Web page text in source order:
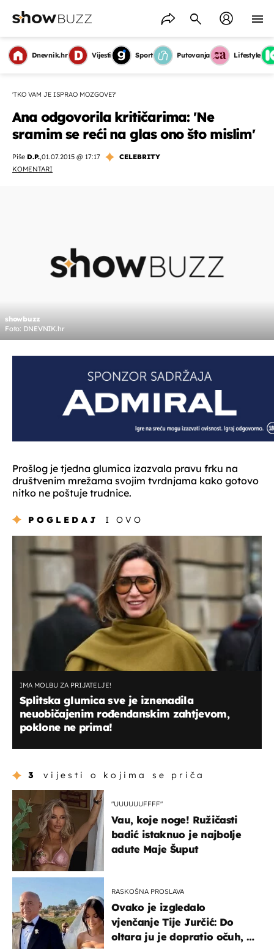
Dnevnik.hr Vijesti Sport Putovanja Lifestyle
'TKO VAM JE ISPRAO MOZGOVE?'
Ana odgovorila kritičarima: 'Ne
sramim se reći na glas ono što mislim'
Piše D.P.,01.07.2015 @ 17:17
CELEBRITY
KOMENTARI
showbuzz
Foto: DNEVNIK.hr
Prošlog je tjedna glumica izazvala pravu frku na
društvenim mrežama svojim tvrdnjama kako gotovo
nitko ne poštuje trudnice.
POGLEDAJ I OVO
IMA MOLBU ZA PRIJATELJE!
Splitska glumica sve je iznenadila
neuobičajenim rođendanskim zahtjevom,
poklone ne prima!
3 vijesti o kojima se priča
"UUUUUUFFFF"
Vau, koje noge! Ružičasti
badić istaknuo je najbolje
adute Maje Šuput
RASKOŠNA PROSLAVA
Ovako je izgledalo
vjenčanje Tije Jurčić: Do
oltara ju je dopratio očuh, a